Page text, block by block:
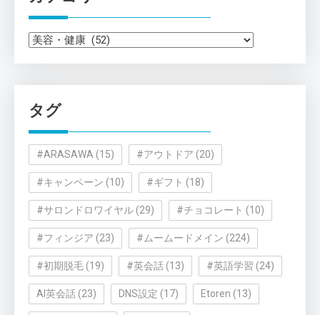
カ
ー
タグ
#ARASAWA (15) #アウトドア (20)
#キャンペーン (10) #ギフト (18)
#サロンドロワイヤル (29) #チョコレート (10)
#フィンジア (23) #ムームードメイン (224)
#初期脱毛 (19) #英会話 (13) #英語学習 (24)
AI英会話 (23) DNS設定 (17) Etoren (13)